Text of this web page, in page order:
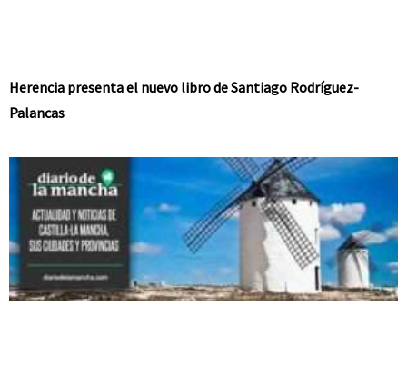
Herencia presenta el nuevo libro de Santiago Rodríguez-
Palancas